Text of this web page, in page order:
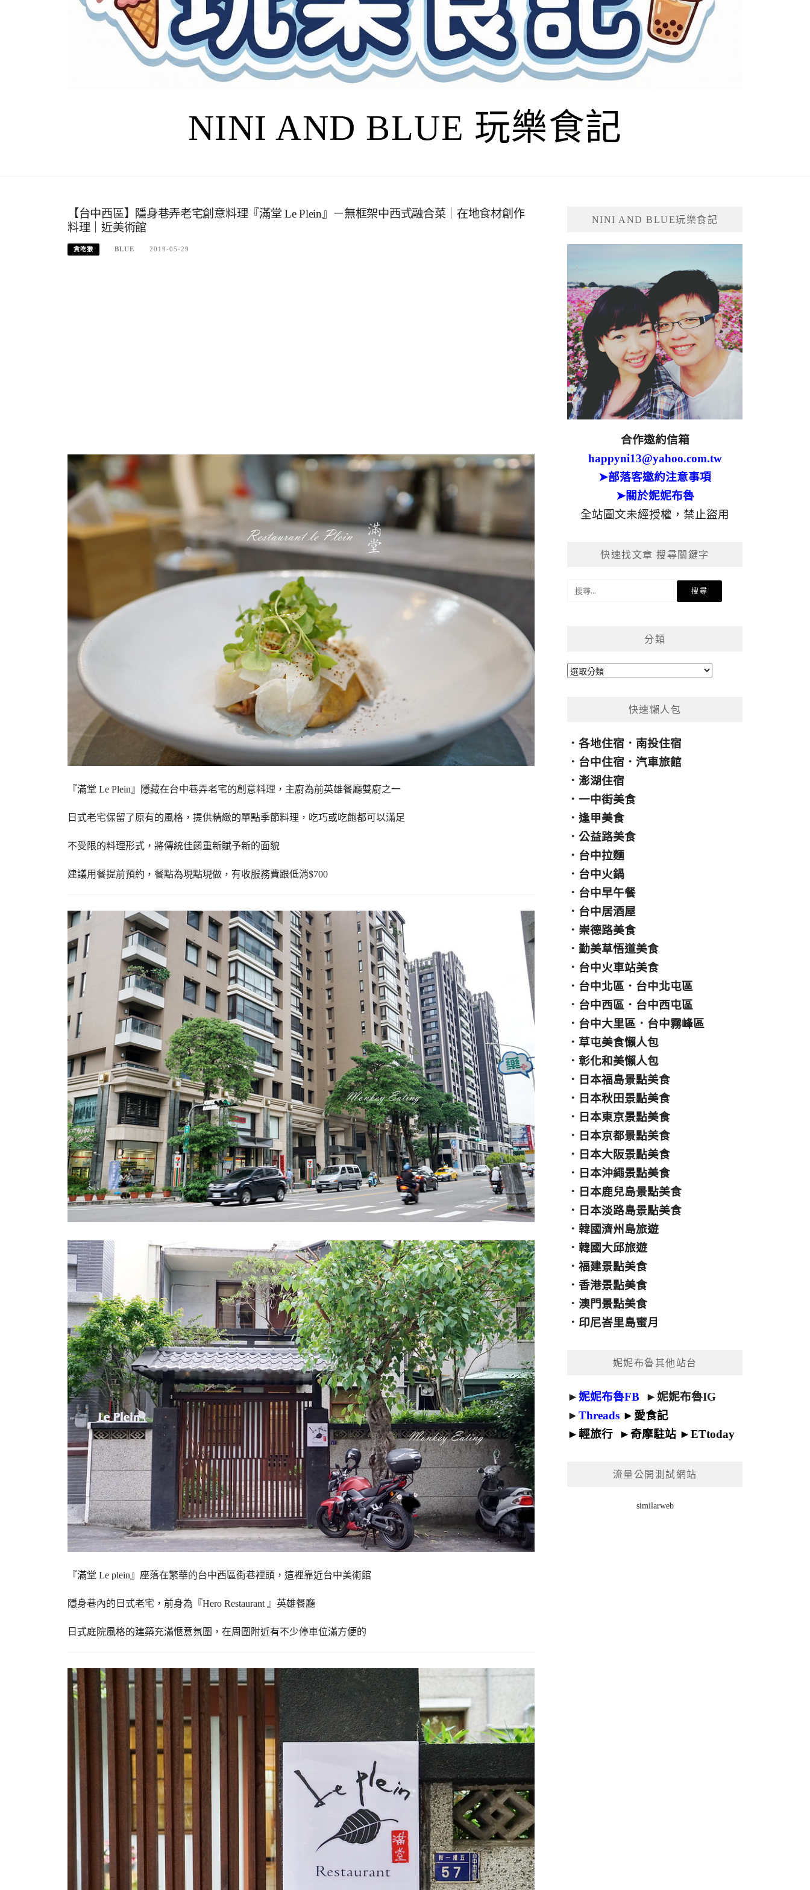
NINI AND BLUE 玩樂食記
【台中西區】隱身巷弄老宅創意料理『滿堂 Le Plein』－無框架中西式融合菜｜在地食材創作
料理｜近美術館
貪吃猴 BLUE 2019-05-29
『滿堂 Le Plein』隱藏在台中巷弄老宅的創意料理，主廚為前英雄餐廳雙廚之一
日式老宅保留了原有的風格，提供精緻的單點季節料理，吃巧或吃飽都可以滿足
不受限的料理形式，將傳統佳餚重新賦予新的面貌
建議用餐提前預約，餐點為現點現做，有收服務費跟低消$700
『滿堂 Le plein』座落在繁華的台中西區街巷裡頭，這裡靠近台中美術館
隱身巷內的日式老宅，前身為『Hero Restaurant 』英雄餐廳
日式庭院風格的建築充滿愜意氛圍，在周圍附近有不少停車位滿方便的
NINI AND BLUE玩樂食記
合作邀約信箱
happyni13@yahoo.com.tw
➤部落客邀約注意事項
➤關於妮妮布魯
全站圖文未經授權，禁止盜用
快速找文章 搜尋關鍵字
分類
分
快速懶人包
．各地住宿 ． 南投住宿
． 台中住宿 ．汽車旅館
．澎湖住宿
．一中街美食
．逢甲美食
．公益路美食
． 台中拉麵
． 台中火鍋
． 台中早午餐
． 台中居酒屋
． 崇德路美食
．勤美草悟道美食
． 台中火車站美食
． 台中北區 ． 台中北屯區
． 台中西區 ． 台中西屯區
． 台中大里區 ． 台中霧峰區
． 草屯美食懶人包
．彰化和美懶人包
． 日本福島景點美食
． 日本秋田景點美食
． 日本東京景點美食
． 日本京都景點美食
． 日本大阪景點美食
． 日本沖繩景點美食
． 日本鹿兒島景點美食
． 日本淡路島景點美食
．韓國濟州島旅遊
．韓國大邱旅遊
．福建景點美食
．香港景點美食
．澳門景點美食
． 印尼峇里島蜜月
妮妮布魯其他站台
►妮妮布魯FB ►妮妮布魯IG
►Threads ► 愛食記
►輕旅行 ► 奇摩駐站 ►ETtoday
流量公開測試網站
similarweb